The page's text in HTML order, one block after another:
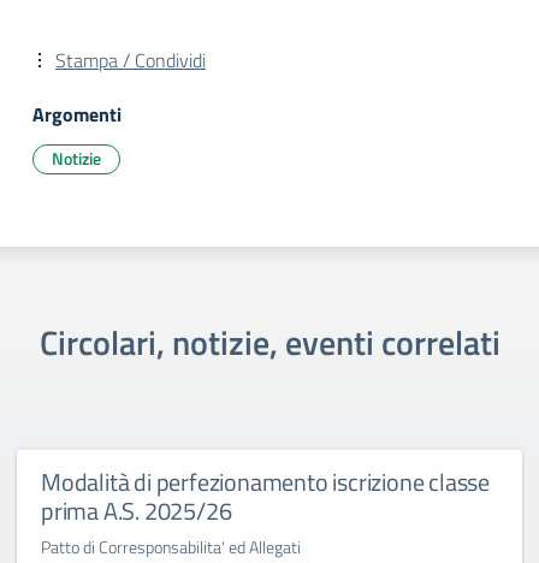
Stampa / Condividi
Argomenti
Notizie
Circolari, notizie, eventi correlati
Modalità di perfezionamento iscrizione classe
prima A.S. 2025/26
Patto di Corresponsabilita' ed Allegati